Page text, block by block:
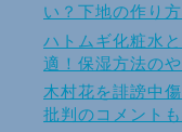
い？下地の作り
ハトムギ化粧水
適！保湿方法の
木村花を誹謗中
批判のコメント